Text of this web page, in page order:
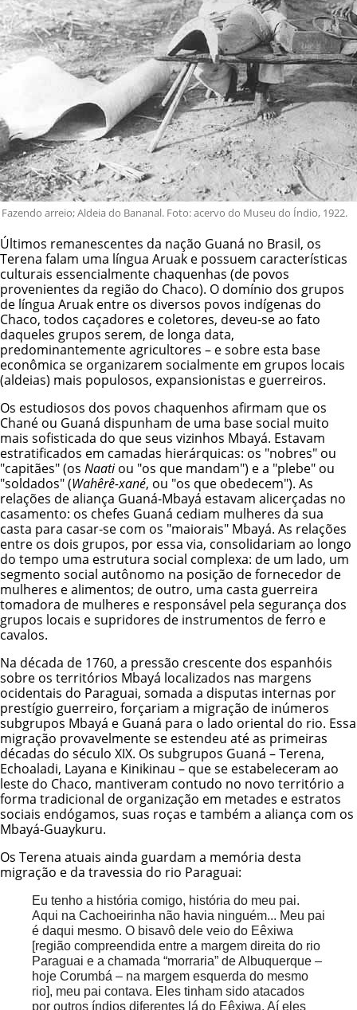
Fazendo arreio; Aldeia do Bananal. Foto: acervo do Museu do Índio, 1922.
Últimos remanescentes da nação Guaná no Brasil, os
Terena falam uma língua Aruak e possuem características
culturais essencialmente chaquenhas (de povos
provenientes da região do Chaco). O domínio dos grupos
de língua Aruak entre os diversos povos indígenas do
Chaco, todos caçadores e coletores, deveu-se ao fato
daqueles grupos serem, de longa data,
predominantemente agricultores – e sobre esta base
econômica se organizarem socialmente em grupos locais
(aldeias) mais populosos, expansionistas e guerreiros.
Os estudiosos dos povos chaquenhos afirmam que os
Chané ou Guaná dispunham de uma base social muito
mais sofisticada do que seus vizinhos Mbayá. Estavam
estratificados em camadas hierárquicas: os "nobres" ou
"capitães" (os Naatiou "os que mandam") e a "plebe" ou
"soldados" (Wahêrê-xané, ou "os que obedecem"). As
relações de aliança Guaná-Mbayá estavam alicerçadas no
casamento: os chefes Guaná cediam mulheres da sua
casta para casar-se com os "maiorais" Mbayá. As relações
entre os dois grupos, por essa via, consolidariam ao longo
do tempo uma estrutura social complexa: de um lado, um
segmento social autônomo na posição de fornecedor de
mulheres e alimentos; de outro, uma casta guerreira
tomadora de mulheres e responsável pela segurança dos
grupos locais e supridores de instrumentos de ferro e
cavalos.
Na década de 1760, a pressão crescente dos espanhóis
sobre os territórios Mbayá localizados nas margens
ocidentais do Paraguai, somada a disputas internas por
prestígio guerreiro, forçariam a migração de inúmeros
subgrupos Mbayá e Guaná para o lado oriental do rio. Essa
migração provavelmente se estendeu até as primeiras
décadas do século XIX. Os subgrupos Guaná – Terena,
Echoaladi, Layana e Kinikinau – que se estabeleceram ao
leste do Chaco, mantiveram contudo no novo território a
forma tradicional de organização em metades e estratos
sociais endógamos, suas roças e também a aliança com os
Mbayá-Guaykuru.
Os Terena atuais ainda guardam a memória desta
migração e da travessia do rio Paraguai:
Eu tenho a história comigo, história do meu pai.
Aqui na Cachoeirinha não havia ninguém... Meu pai
é daqui mesmo. O bisavô dele veio do Eêxiwa
[região compreendida entre a margem direita do rio
Paraguai e a chamada “morraria” de Albuquerque –
hoje Corumbá – na margem esquerda do mesmo
rio], meu pai contava. Eles tinham sido atacados
por outros índios diferentes lá do Eêxiwa. Aí eles